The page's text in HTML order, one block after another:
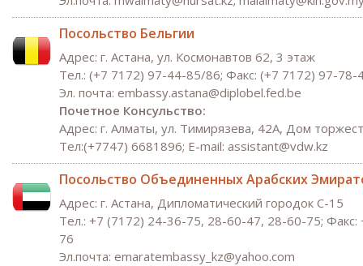
Посольство Бельгии
Адрес: г. Астана, ул. Космонавтов 62, 3 этаж
Тел.: (+7 7172) 97-44-85/86; Факс: (+7 7172) 97-78-
Эл. почта: embassy.astana@diplobel.fed.be
Почетное Консульство:
Адрес: г. Алматы, ул. Тимирязева, 42А, Дом
Тел:(+7747) 6681896; E-mail: assistant@vdw.kz
Посольство Объединенных Арабских
Адрес: г. Астана, Дипломатический городок С-15
Тел.: +7 (7172) 24-36-75, 28-60-47, 28-60-75;
76
Эл.почта: emaratembassy_kz@yahoo.com